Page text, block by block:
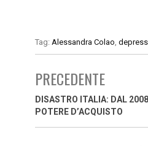
Tag: Alessandra Colao
PRECEDENTE
DISASTRO ITALIA: DAL
POTERE D’ACQUISTO